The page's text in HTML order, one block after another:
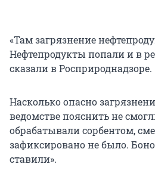
«Там загрязнение
Нефтепродукты попали и в
сказали в Росприроднадзоре.
Насколько опасно
ведомстве пояснить не
обрабатывали сорбентом,
зафиксировано не было.
ставили».